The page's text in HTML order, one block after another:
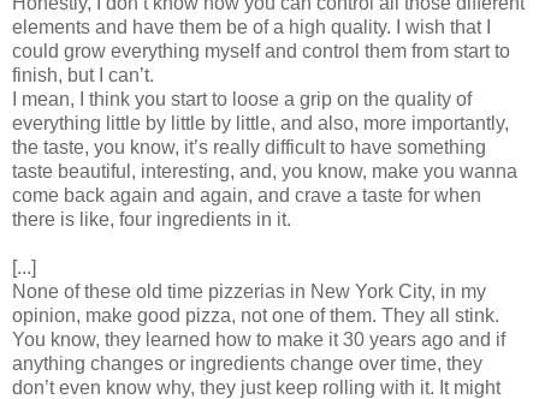
elements and have them be of a high quality. I wish that I
could grow everything myself and control them from start to
finish, but I can’t.
I mean, I think you start to loose a grip on the quality of
everything little by little by little, and also, more importantly,
the taste, you know, it’s really difficult to have something
taste beautiful, interesting, and, you know, make you wanna
come back again and again, and crave a taste for when
there is like, four ingredients in it.
[...]
None of these old time pizzerias in New York City, in my
opinion, make good pizza, not one of them. They all stink.
You know, they learned how to make it 30 years ago and if
anything changes or ingredients change over time, they
don’t even know why, they just keep rolling with it. It might